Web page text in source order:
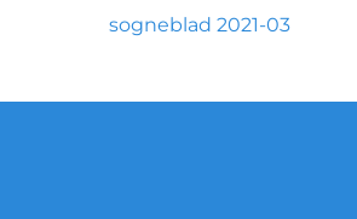
sogneblad 2021-03